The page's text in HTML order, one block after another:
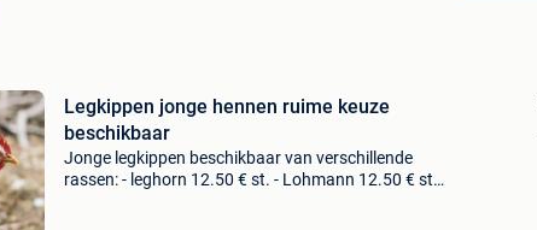
Legkippen jonge hennen ruime keuze
beschikbaar
Jonge legkippen beschikbaar van verschillende
rassen: - leghorn 12.50 € st. - Lohmann 12.50 € st. -